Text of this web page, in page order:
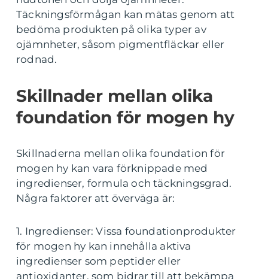
Täckningsförmågan kan mätas genom att
bedöma produkten på olika typer av
ojämnheter, såsom pigmentfläckar eller
rodnad.
Skillnader mellan olika
foundation för mogen hy
Skillnaderna mellan olika foundation för
mogen hy kan vara förknippade med
ingredienser, formula och täckningsgrad.
Några faktorer att överväga är:
1. Ingredienser: Vissa foundationprodukter
för mogen hy kan innehålla aktiva
ingredienser som peptider eller
antioxidanter, som bidrar till att bekämpa